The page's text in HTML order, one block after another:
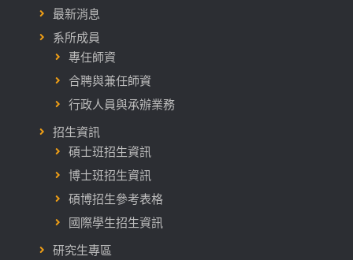
最新消息
系所成員
專任師資
合聘與兼任師資
行政人員與承辦業務
招生資訊
碩士班招生資訊
博士班招生資訊
碩博招生參考表格
國際學生招生資訊
研究生專區